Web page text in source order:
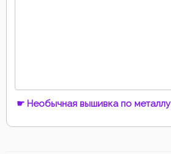
☛ Необычная вышивка по металлу